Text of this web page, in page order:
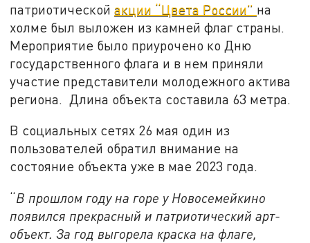
патриотическойакции “Цвета России” на
холме был выложен из камней флаг страны.
Мероприятие было приурочено ко Дню
государственного флага и в нем приняли
участие представители молодежного актива
региона. Длина объекта составила 63 метра.
В социальных сетях 26 мая один из
пользователей обратил внимание на
состояние объекта уже в мае 2023 года.
“В прошлом году на горе у Новосемейкино
появился прекрасный и патриотический арт-
объект. За год выгорела краска на флаге,